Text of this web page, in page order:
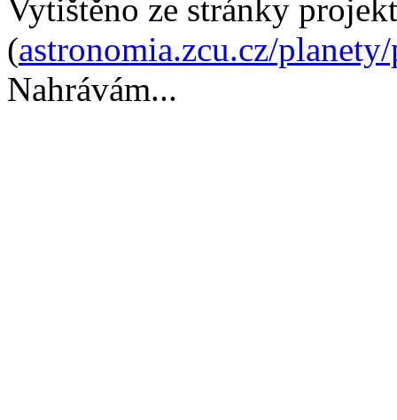
Vytištěno ze stránky
(astronomia.zcu.cz/
Nahrávám...